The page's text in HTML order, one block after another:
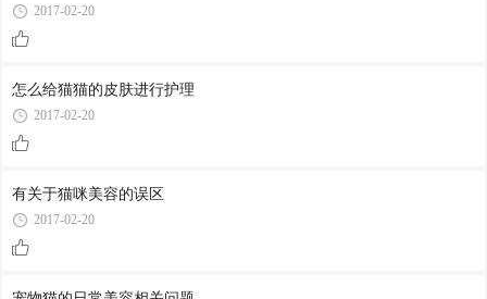
2017-02-20
怎么给猫猫的皮肤进行护理
2017-02-20
有关于猫咪美容的误区
2017-02-20